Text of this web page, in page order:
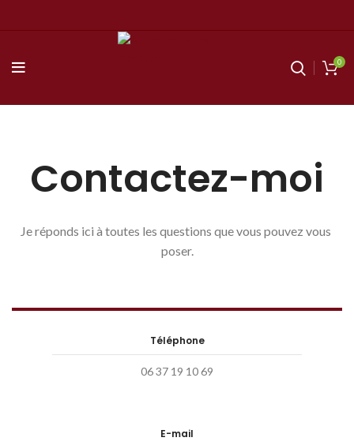
0
Contactez-moi
Je réponds ici à toutes les questions que vous pouvez vous
poser.
Téléphone
06 37 19 10 69
E-mail